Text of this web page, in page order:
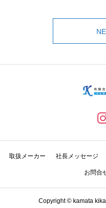
取扱メーカー 社長メッセージ
お問合
Copyright © kamata